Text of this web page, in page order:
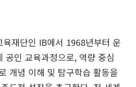
육재단인 IB에서 1968년부터 운
공인 교육과정으로, 역량 중심
개념 이해 및 탐구학습 활동을